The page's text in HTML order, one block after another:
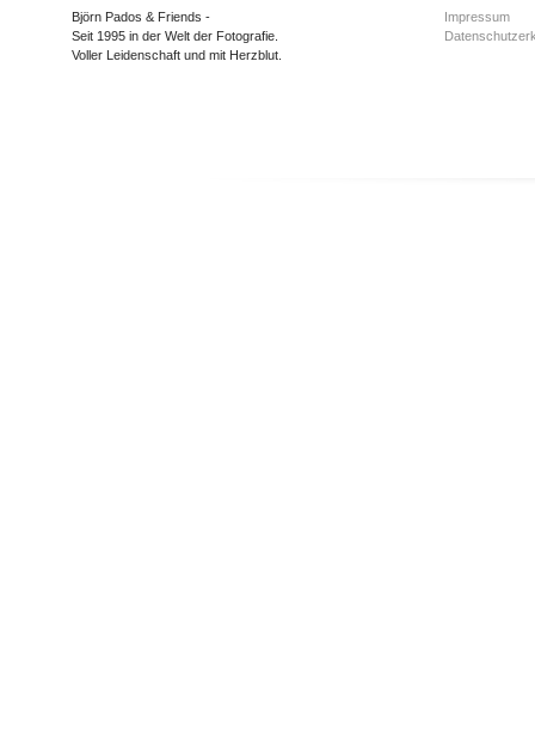
Björn Pados & Friends -
Seit 1995 in der Welt der Fotografie.
Voller Leidenschaft und mit Herzblut.
Impressum